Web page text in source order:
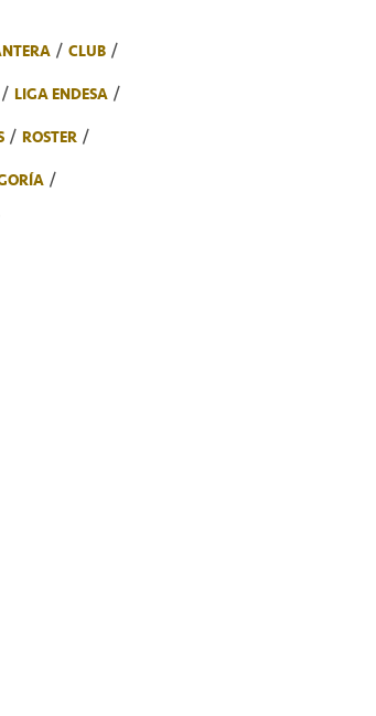
CLUB
LIGA ENDESA
ROSTER